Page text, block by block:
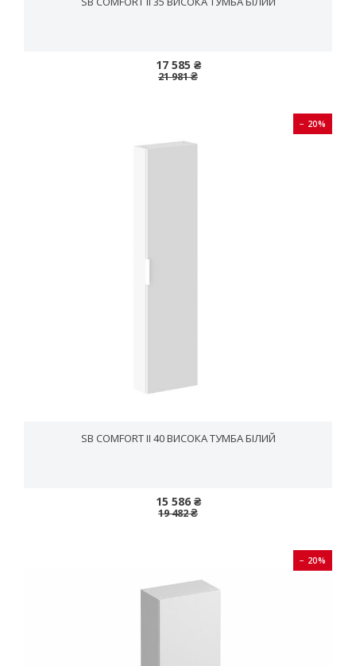
17 585 ₴
21 981 ₴
− 20%
SB COMFORT II 40 ВИСОКА ТУМБА БІЛИЙ
15 586 ₴
19 482 ₴
− 20%